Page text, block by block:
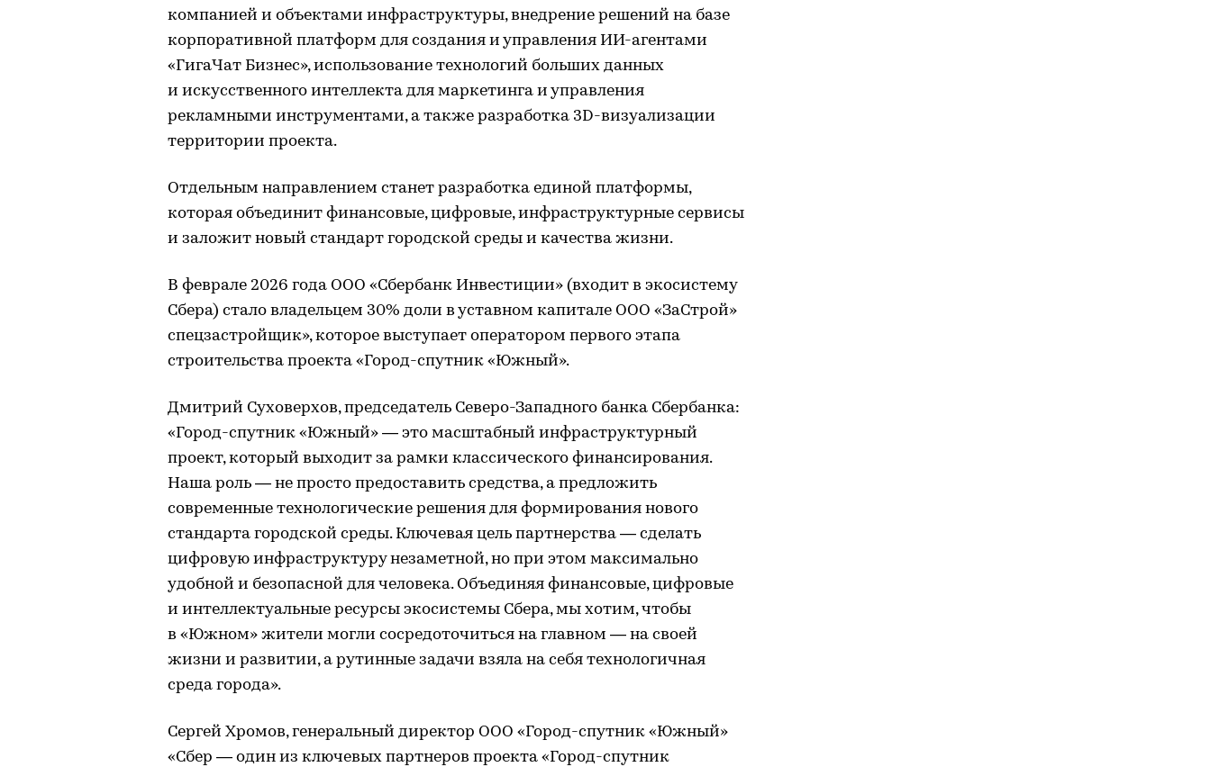
компанией и объектами инфраструктуры, внедрение решений на базе
корпоративной платформ для создания и управления ИИ-агентами
«ГигаЧат Бизнес», использование технологий больших данных
и искусственного интеллекта для маркетинга и управления
рекламными инструментами, а также разработка 3D-визуализации
территории проекта.
Отдельным направлением станет разработка единой платформы,
которая объединит финансовые, цифровые, инфраструктурные сервисы
и заложит новый стандарт городской среды и качества жизни.
В феврале 2026 года ООО «Сбербанк Инвестиции» (входит в экосистему
Сбера) стало владельцем 30% доли в уставном капитале ООО «ЗаСтрой»
спецзастройщик», которое выступает оператором первого этапа
строительства проекта «Город-спутник «Южный».
Дмитрий Суховерхов, председатель Северо-Западного банка Сбербанка:
«Город-спутник «Южный» — это масштабный инфраструктурный
проект, который выходит за рамки классического финансирования.
Наша роль — не просто предоставить средства, а предложить
современные технологические решения для формирования нового
стандарта городской среды. Ключевая цель партнерства — сделать
цифровую инфраструктуру незаметной, но при этом максимально
удобной и безопасной для человека. Объединяя финансовые, цифровые
и интеллектуальные ресурсы экосистемы Сбера, мы хотим, чтобы
в «Южном» жители могли сосредоточиться на главном — на своей
жизни и развитии, а рутинные задачи взяла на себя технологичная
среда города».
Сергей Хромов, генеральный директор ООО «Город-спутник «Южный»
«Сбер — один из ключевых партнеров проекта «Город-спутник